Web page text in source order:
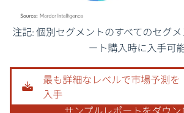
画像 © Mordor Intelligence。再利用にはCC BY 4.0の